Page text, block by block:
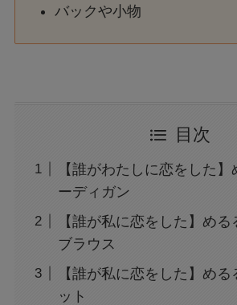
バックや小物
目次
【誰がわたしに恋をした】
ーディガン
【誰が私に恋をした】め
ブラウス
【誰が私に恋をした】め
ット